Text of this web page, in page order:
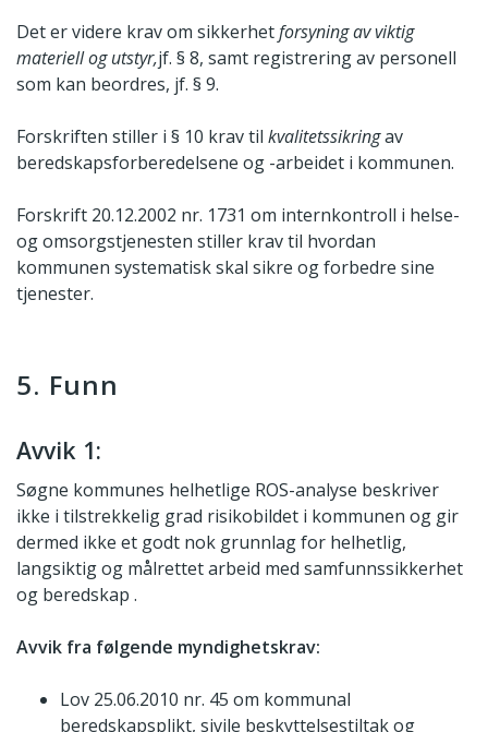
Det er videre krav om sikkerhetforsyning av viktig
materiell og utstyr,jf. § 8, samt registrering av personell
som kan beordres, jf. § 9.
Forskriften stiller i § 10 krav til kvalitetssikringav
beredskapsforberedelsene og -arbeidet i kommunen.
Forskrift 20.12.2002 nr. 1731 om internkontroll i helse-
og omsorgstjenesten stiller krav til hvordan
kommunen systematisk skal sikre og forbedre sine
tjenester.
5. Funn
Avvik 1:
Søgne kommunes helhetlige ROS-analyse beskriver
ikke i tilstrekkelig grad risikobildet i kommunen og gir
dermed ikke et godt nok grunnlag for helhetlig,
langsiktig og målrettet arbeid med samfunnssikkerhet
og beredskap .
Avvik fra følgende myndighetskrav:
Lov 25.06.2010 nr. 45 om kommunal
beredskapsplikt, sivile beskyttelsestiltak og